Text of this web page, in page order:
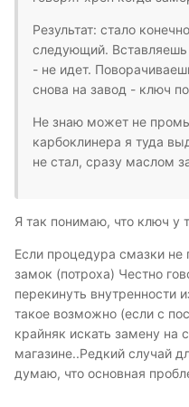
Результат: стало
следующий.
- не идет.
снова на завод - ключ
Не знаю может не
карбоклинера я туда
не стал, сразу маслом
Я так понимаю, что ключ у
Если процедура смазки не
замок (потроха) Честно
перекинуть внутренности
такое возможно (если с
крайняк искать замену на
магазине..Редкий случай
думаю, что основная